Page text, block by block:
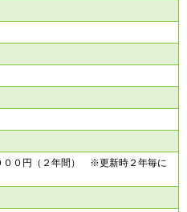
００円（２年間） ※更新時２年毎に